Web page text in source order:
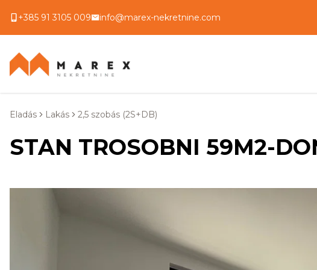
+385 91 3105 009 info@marex-nekretnine.com
Eladás Lakás 2,5 szobás (2S+DB)
STAN TROSOBNI 59M2-